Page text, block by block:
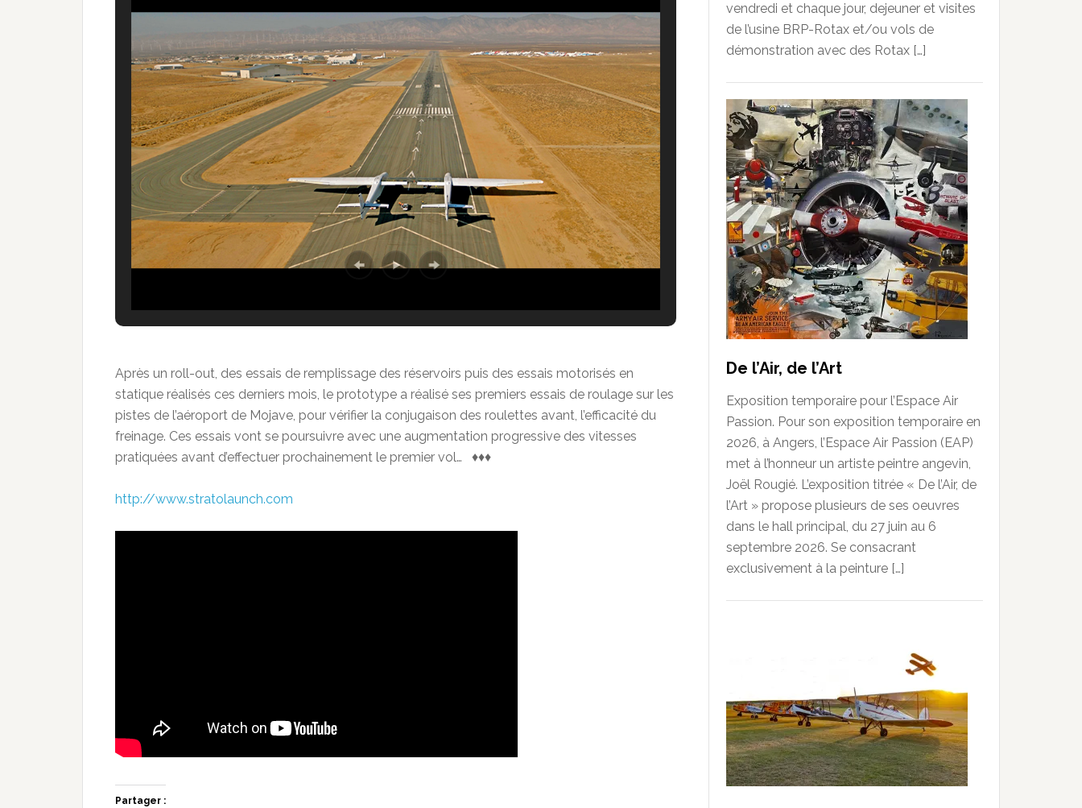
Après un roll-out, des essais de remplissage des réservoirs puis des essais motorisés en
statique réalisés ces derniers mois, le prototype a réalisé ses premiers essais de roulage sur les
pistes de l’aéroport de Mojave, pour vérifier la conjugaison des roulettes avant, l’efficacité du
freinage. Ces essais vont se poursuivre avec une augmentation progressive des vitesses
pratiquées avant d’effectuer prochainement le premier vol… ♦♦♦
http://www.stratolaunch.com
Partager :
vendredi et chaque jour, dejeuner et visites
de l’usine BRP-Rotax et/ou vols de
démonstration avec des Rotax […]
De l’Air, de l’Art
Exposition temporaire pour l’Espace Air
Passion. Pour son exposition temporaire en
2026, à Angers, l’Espace Air Passion (EAP)
met à l’honneur un artiste peintre angevin,
Joël Rougié. L’exposition titrée « De l’Air, de
l’Art » propose plusieurs de ses oeuvres
dans le hall principal, du 27 juin au 6
septembre 2026. Se consacrant
exclusivement à la peinture […]